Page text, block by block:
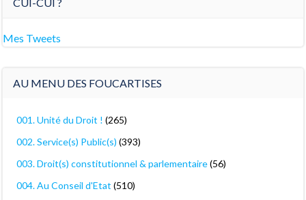
Mes Tweets
AU MENU DES FOUCARTISES
001. Unité du Droit ! (265)
002. Service(s) Public(s) (393)
003. Droit(s) constitutionnel & parlementaire(56)
004. Au Conseil d'Etat (510)